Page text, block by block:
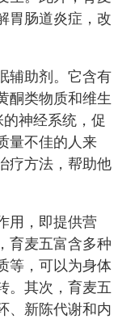
胃肠道炎症，改
辅助剂。它含有
酮类物质和维生
神经系统，促
量不佳的人来
疗方法，帮助他
用，即提供营
育麦五富含多种
等，可以为身体
。其次，育麦五
、新陈代谢和内